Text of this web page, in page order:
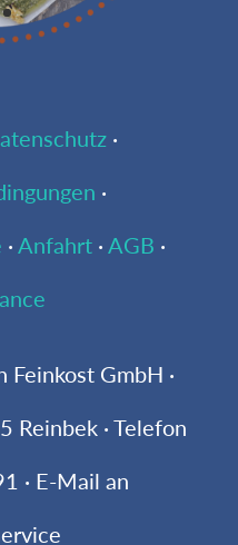
·
·
· Anfahrt · AGB ·
Feinkost GmbH ·
Reinbek · Telefon
· E-Mail an